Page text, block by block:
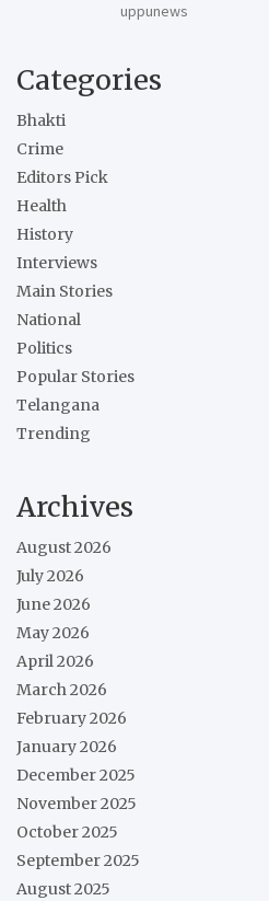
uppunews
Categories
Bhakti
Crime
Editors Pick
Health
History
Interviews
Main Stories
National
Politics
Popular Stories
Telangana
Trending
Archives
August 2026
July 2026
June 2026
May 2026
April 2026
March 2026
February 2026
January 2026
December 2025
November 2025
October 2025
September 2025
August 2025